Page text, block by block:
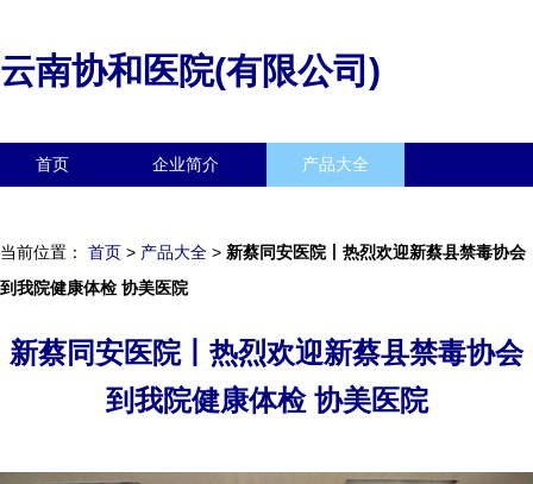
云南协和医院(有限公司)
首页 企业简介 产品大全
当前位置： 首页 > 产品大全 > 新蔡同安医院丨热烈欢迎新蔡县禁毒协会
到我院健康体检 协美医院
新蔡同安医院丨热烈欢迎新蔡县禁毒协会
到我院健康体检 协美医院